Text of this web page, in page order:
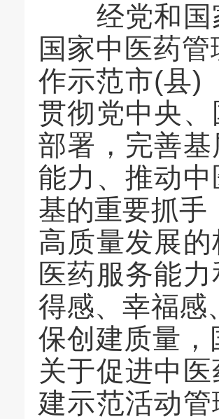
经党和国家
国家中医药
作示范市(县)
贯彻党中央
部署，完善
能力、推动
基的重要抓手
高质量发展
医药服务能
得感、幸福感
保创建质量
关于促进中
建示范活动